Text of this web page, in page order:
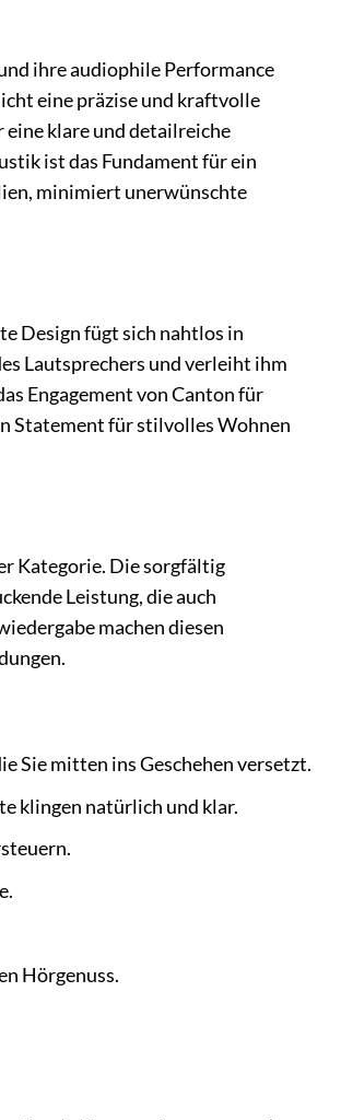
ihre audiophile Performance
eine präzise und kraftvolle
klare und detailreiche
ist das Fundament für ein
minimiert unerwünschte
Design fügt sich nahtlos in
Lautsprechers und verleiht ihm
Engagement von Canton für
Statement für stilvolles Wohnen
Kategorie. Die sorgfältig
Leistung, die auch
machen diesen
Sie mitten ins Geschehen versetzt.
klingen natürlich und klar.
Hörgenuss.